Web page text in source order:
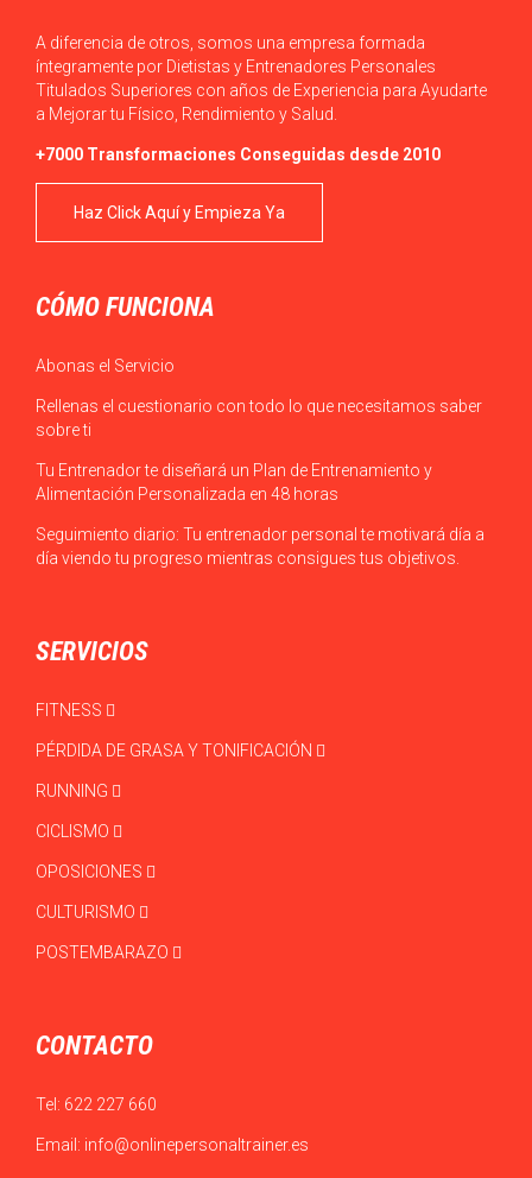
A diferencia de otros, somos una empresa formada
íntegramente por Dietistas y Entrenadores Personales
Titulados Superiores con años de Experiencia para Ayudarte
a Mejorar tu Físico, Rendimiento y Salud.
+7000 Transformaciones Conseguidas desde 2010
Haz Click Aquí y Empieza Ya
CÓMO FUNCIONA
Abonas el Servicio
Rellenas el cuestionario con todo lo que necesitamos saber
sobre ti
Tu Entrenador te diseñará un Plan de Entrenamiento y
Alimentación Personalizada en 48 horas
Seguimiento diario: Tu entrenador personal te motivará día a
día viendo tu progreso mientras consigues tus objetivos.
SERVICIOS
FITNESS
PÉRDIDA DE GRASA Y TONIFICACIÓN
RUNNING
CICLISMO
OPOSICIONES
CULTURISMO
POSTEMBARAZO
CONTACTO
Tel: 622 227 660
Email: info@onlinepersonaltrainer.es